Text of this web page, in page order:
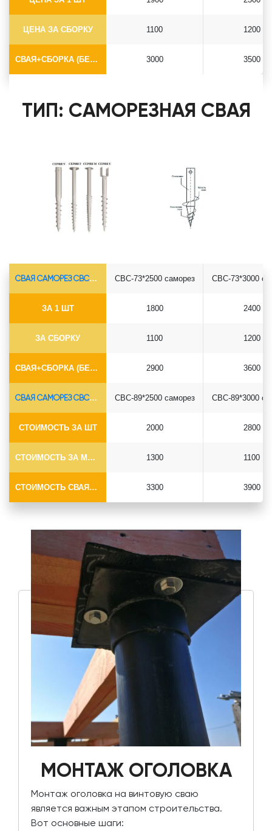
ЦЕНА ЗА СБОРКУ
СВАЯ+СБОРКА (БЕЗ ОГОЛОВКА)
1100
3000
1200
3500
ТИП: САМОРЕЗНАЯ СВАЯ
СВАЯ САМОРЕЗ СВС-Ø73*5.5
ЗА 1 ШТ
ЗА СБОРКУ
СВАЯ+СБОРКА (БЕЗ ОГОЛОВКА)
СВС-73*2500 саморез
1800
1100
2900
СВС-73*3000
2400
1200
3600
СВАЯ САМОРЕЗ СВС-Ø89*6.5
СТОИМОСТЬ ЗА ШТ
СТОИМОСТЬ ЗА МОНТАЖ
СТОИМОСТЬ СВАЯ+МОНТАЖ (БЕЗ ОГОЛОВКА)
СВС-89*2500 саморез
2000
1300
3300
СВС-89*3000
2800
1100
3900
МОНТАЖ ОГОЛОВКА
Монтаж оголовка на винтовую сваю
является важным этапом строительства.
Вот основные шаги: